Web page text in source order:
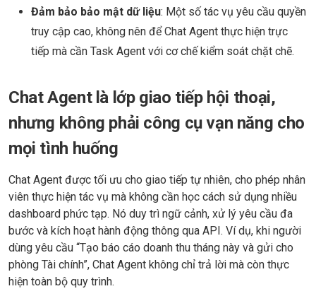
Đảm bảo bảo mật dữ liệu: Một số tác vụ yêu cầu quyền
truy cập cao, không nên để Chat Agent thực hiện trực
tiếp mà cần Task Agent với cơ chế kiểm soát chặt chẽ.
Chat Agent là lớp giao tiếp hội thoại,
nhưng không phải công cụ vạn năng cho
mọi tình huống
Chat Agent được tối ưu cho giao tiếp tự nhiên, cho phép nhân
viên thực hiện tác vụ mà không cần học cách sử dụng nhiều
dashboard phức tạp. Nó duy trì ngữ cảnh, xử lý yêu cầu đa
bước và kích hoạt hành động thông qua API. Ví dụ, khi người
dùng yêu cầu “Tạo báo cáo doanh thu tháng này và gửi cho
phòng Tài chính”, Chat Agent không chỉ trả lời mà còn thực
hiện toàn bộ quy trình.